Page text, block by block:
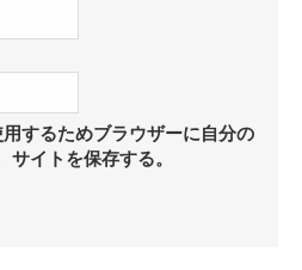
するためブラウザーに自分の
イトを保存する。